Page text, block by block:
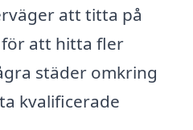
att titta på
att hitta fler
städer omkring
kvalificerade